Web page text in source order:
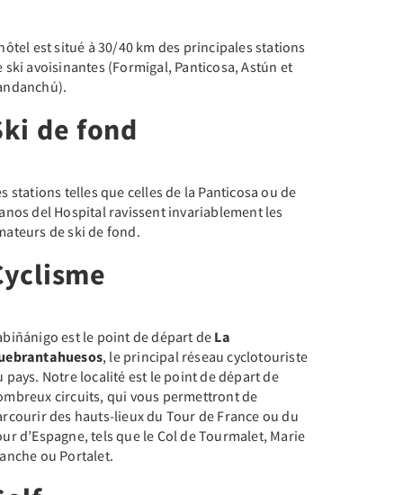
est situé à 30/40 km des principales stations
ski avoisinantes (Formigal, Panticosa, Astún et
de fond
stations telles que celles de la Panticosa ou de
del Hospital ravissent invariablement les
de ski de fond.
est le point de départ de La
, le principal réseau cyclotouriste
pays. Notre localité est le point de départ de
circuits, qui vous permettront de
des hauts-lieux du Tour de France ou du
d’Espagne, tels que le Col de Tourmalet, Marie
ou Portalet.